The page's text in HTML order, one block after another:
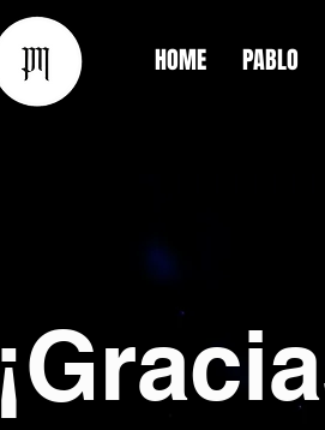
HOME PABLO